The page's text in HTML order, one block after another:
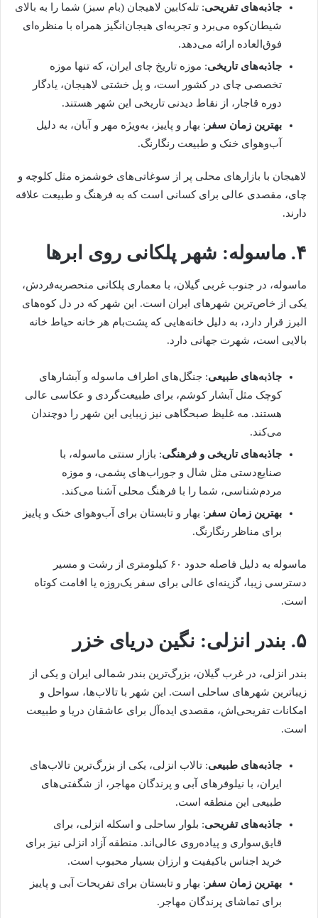
جاذبه‌های تفریحی: تله‌کابین لاهیجان (بام سبز) شما را به بالای
شیطان‌کوه می‌برد و تجربه‌ای هیجان‌انگیز همراه با منظره‌ای
فوق‌العاده ارائه می‌دهد.
جاذبه‌های تاریخی: موزه تاریخ چای ایران، که تنها موزه
تخصصی چای در کشور است، و پل خشتی لاهیجان، یادگار
دوره قاجار، از نقاط دیدنی تاریخی این شهر هستند.
بهترین زمان سفر : بهار و پاییز، به‌ویژه مهر و آبان، به دلیل
آب‌وهوای خنک و طبیعت رنگارنگ.
لاهیجان با بازارهای محلی پر از سوغاتی‌های خوشمزه مثل کلوچه و
چای، مقصدی عالی برای کسانی است که به فرهنگ و طبیعت علاقه
دارند.
۴. ماسوله: شهر پلکانی روی ابرها
ماسوله، در جنوب غربی گیلان، با معماری پلکانی منحصربه‌فردش،
یکی از خاص‌ترین شهرهای ایران است. این شهر که در دل کوه‌های
البرز قرار دارد، به دلیل خانه‌هایی که پشت‌بام هر خانه حیاط خانه
بالایی است، شهرت جهانی دارد.
جاذبه‌های طبیعی: جنگل‌های اطراف ماسوله و آبشارهای
کوچک مثل آبشار کوشم، برای طبیعت‌گردی و عکاسی عالی
هستند. مه غلیظ صبحگاهی نیز زیبایی این شهر را دوچندان
می‌کند.
جاذبه‌های تاریخی و فرهنگی: بازار سنتی ماسوله، با
صنایع‌دستی مثل شال و جوراب‌های پشمی، و موزه
مردم‌شناسی، شما را با فرهنگ محلی آشنا می‌کند.
بهترین زمان سفر : بهار و تابستان برای آب‌وهوای خنک و پاییز
برای مناظر رنگارنگ.
ماسوله به دلیل فاصله حدود ۶۰ کیلومتری از رشت و مسیر
دسترسی زیبا، گزینه‌ای عالی برای سفر یک‌روزه یا اقامت کوتاه
است.
۵. بندر انزلی: نگین دریای خزر
بندر انزلی، در غرب گیلان، بزرگ‌ترین بندر شمالی ایران و یکی از
زیباترین شهرهای ساحلی است. این شهر با تالاب‌ها، سواحل و
امکانات تفریحی‌اش، مقصدی ایده‌آل برای عاشقان دریا و طبیعت
است.
جاذبه‌های طبیعی: تالاب انزلی، یکی از بزرگ‌ترین تالاب‌های
ایران، با نیلوفرهای آبی و پرندگان مهاجر، از شگفتی‌های
طبیعی این منطقه است.
جاذبه‌های تفریحی: بلوار ساحلی و اسکله انزلی، برای
قایق‌سواری و پیاده‌روی عالی‌اند. منطقه آزاد انزلی نیز برای
خرید اجناس باکیفیت و ارزان بسیار محبوب است.
بهترین زمان سفر : بهار و تابستان برای تفریحات آبی و پاییز
برای تماشای پرندگان مهاجر.